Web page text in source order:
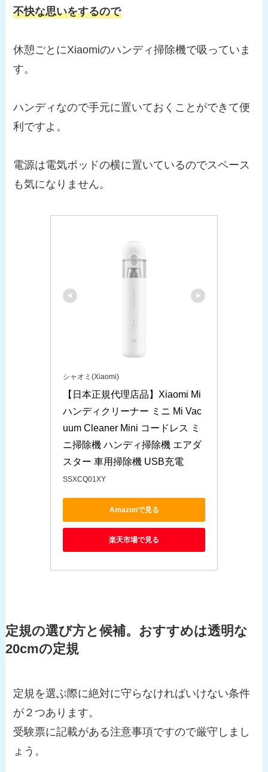
不快な思いをするので
休憩ごとにXiaomiのハンディ掃除機で吸っていま
す。
ハンディなので手元に置いておくことができて便
利ですよ。
電源は電気ポッドの横に置いているのでスペース
も気になりません。
シャオミ(Xiaomi)
【日本正規代理店品】Xiaomi Mi
ハンディクリーナー ミニ Mi Vac
uum Cleaner Mini コードレス ミ
ニ掃除機 ハンディ掃除機 エアダ
スター 車用掃除機 USB充電
SSXCQ01XY
Amazonで見る
楽天市場で見る
定規の選び方と候補。おすすめは透明な
20cmの定規
定規を選ぶ際に絶対に守らなければいけない条件
が２つあります。
受験票に記載がある注意事項ですので厳守しまし
ょう。